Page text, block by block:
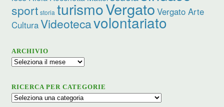
sport storia turismoVergato Vergato Arte
CulturaVideotecavolontariato
ARCHIVIO
Archivio
RICERCA PER CATEGORIE
Ricerca